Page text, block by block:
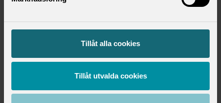
Tillåt alla cookies
Tillåt utvalda cookies
Styrelsen bokar tolkar. Zoomlänk och möteshandlingar
skickas ut i god tid innan mötet.
Innan mötet kommer du också att få möjlighet att via
styrelse, eller inkomma med egna förslag.
Som du kunnat läsa i utskick förra veckan behöver Saco-S få
tveka inte att höra av dig om du är intresserad eller bara